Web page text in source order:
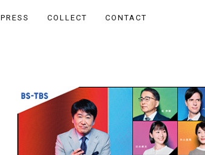
PRESS COLLECT CONTACT